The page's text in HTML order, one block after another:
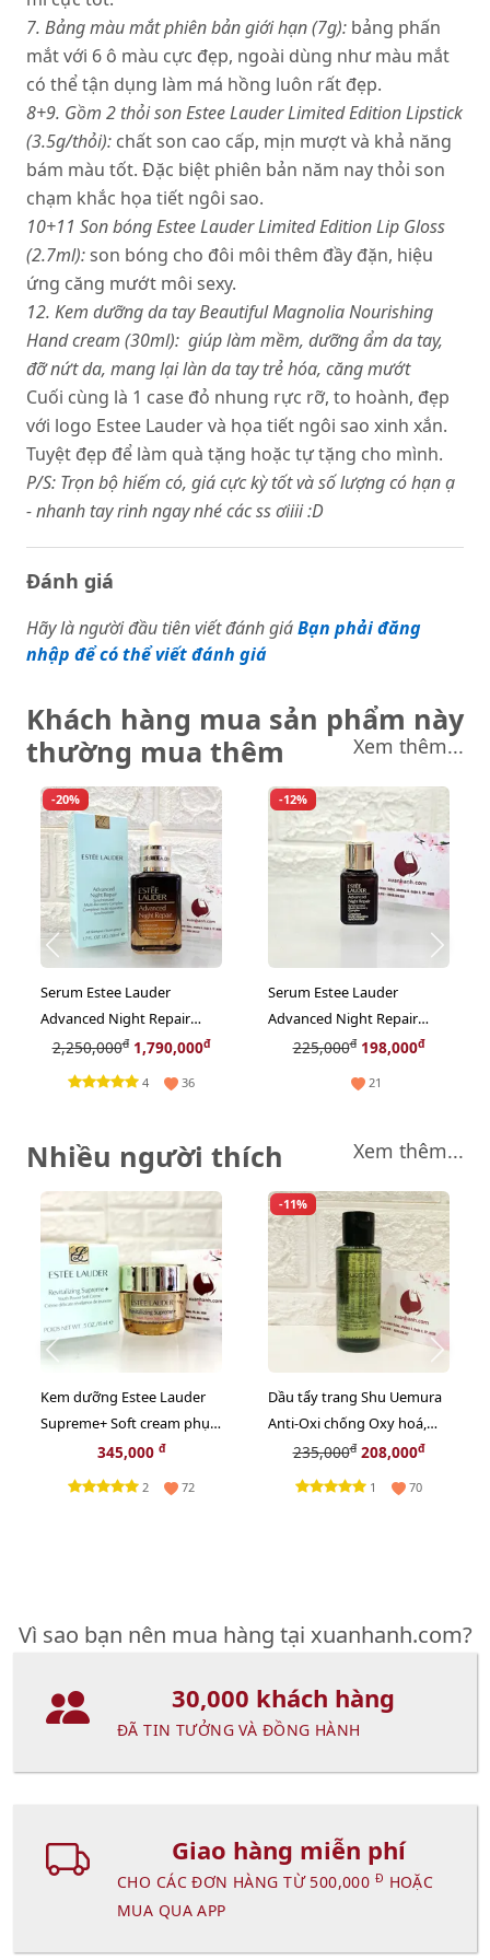
7. Bảng màu mắt phiên bản giới hạn (7g): bảng phấn
mắt với 6 ô màu cực đẹp, ngoài dùng như màu mắt
có thể tận dụng làm má hồng luôn rất đẹp.
8+9. Gồm 2 thỏi son Estee Lauder Limited Edition Lipstick
(3.5g/thỏi): chất son cao cấp, mịn mượt và khả năng
bám màu tốt. Đặc biệt phiên bản năm nay thỏi son
chạm khắc họa tiết ngôi sao.
10+11 Son bóng Estee Lauder Limited Edition Lip Gloss
(2.7ml):son bóng cho đôi môi thêm đầy đặn, hiệu
ứng căng mướt môi sexy.
12. Kem dưỡng da tay Beautiful Magnolia Nourishing
Hand cream (30ml): giúp làm mềm, dưỡng ẩm da tay,
đỡ nứt da, mang lại làn da tay trẻ hóa, căng mướt
Cuối cùng là 1 case đỏ nhung rực rỡ, to hoành, đẹp
với logo Estee Lauder và họa tiết ngôi sao xinh xắn.
Tuyệt đẹp để làm quà tặng hoặc tự tặng cho mình.
P/S: Trọn bộ hiếm có, giá cực kỳ tốt và số lượng có hạn ạ
- nhanh tay rinh ngay nhé các ss ơiiii :D
Đánh giá
Hãy là người đầu tiên viết đánh giáBạn phải đăng
nhập để có thể viết đánh giá
Khách hàng mua sản phẩm này
thường mua thêm
Xem thêm...
-20%
Serum Estee Lauder
Advanced Night Repair
Multi-Recovery chống lão
hóa chuyên sâu, 50ml
2,250,000đ1,790,000đ
4 36
-12%
Serum Estee Lauder
Advanced Night Repair
Multi-Recovery chống lão
225,000đ198,000đ
21
Nhiều người thích Xem thêm...
Kem dưỡng Estee Lauder
Supreme+ Soft cream phục
hồi da chuyên sâu, 15ml
345,000 đ
2 72
-11%
Dầu tẩy trang Shu Uemura
Anti-Oxi chống Oxy hoá,
giảm xỉn màu da - 50ml
235,000đ208,000đ
1 70
Vì sao bạn nên mua hàng tại xuanhanh.com?
30,000 khách hàng
ĐÃ TIN TƯỞNG VÀ ĐỒNG HÀNH
Giao hàng miễn phí
CHO CÁC ĐƠN HÀNG TỪ 500,000 Đ HOẶC
MUA QUA APP